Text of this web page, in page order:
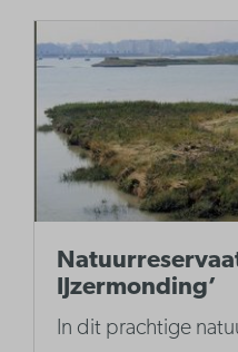
IJzermonding’
In dit prachtige